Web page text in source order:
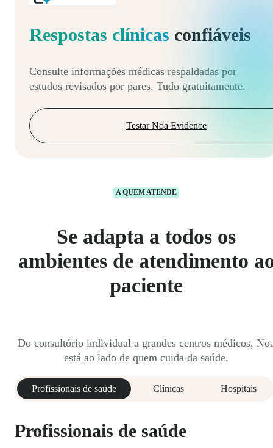
Respostas clínicas confiáveis
Consulte informações médicas respaldadas por
estudos revisados por pares. Tudo gratuitamente.
Testar Noa Evidence
A QUEM ATENDE
Se adapta a todos os
ambientes de atendimento
paciente
Do consultório individual a grandes centros médicos,
está ao lado de quem cuida da saúde.
Profissionais de saúde Clínicas Hospitais
Profissionais de saúde